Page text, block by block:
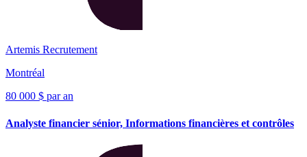
Artemis Recrutement
Montréal
80 000 $ par an
Analyste financier sénior, Informations financières et contrôles